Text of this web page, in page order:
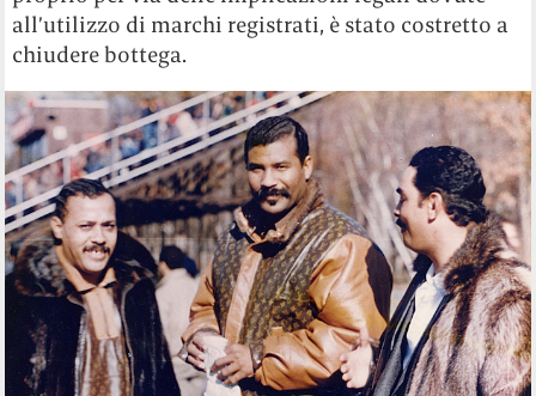
all’utilizzo di marchi registrati, è stato costretto a
chiudere bottega.